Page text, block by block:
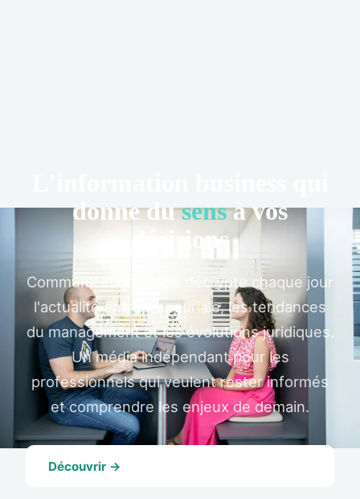
donne dusensà vos
décisions
Communication Fluide décrypte chaque jour
l'actualité entrepreneuriale, les tendances
du management et les évolutions juridiques.
Un média indépendant pour les
professionnels qui veulent rester informés
et comprendre les enjeux de demain.
Découvrir →